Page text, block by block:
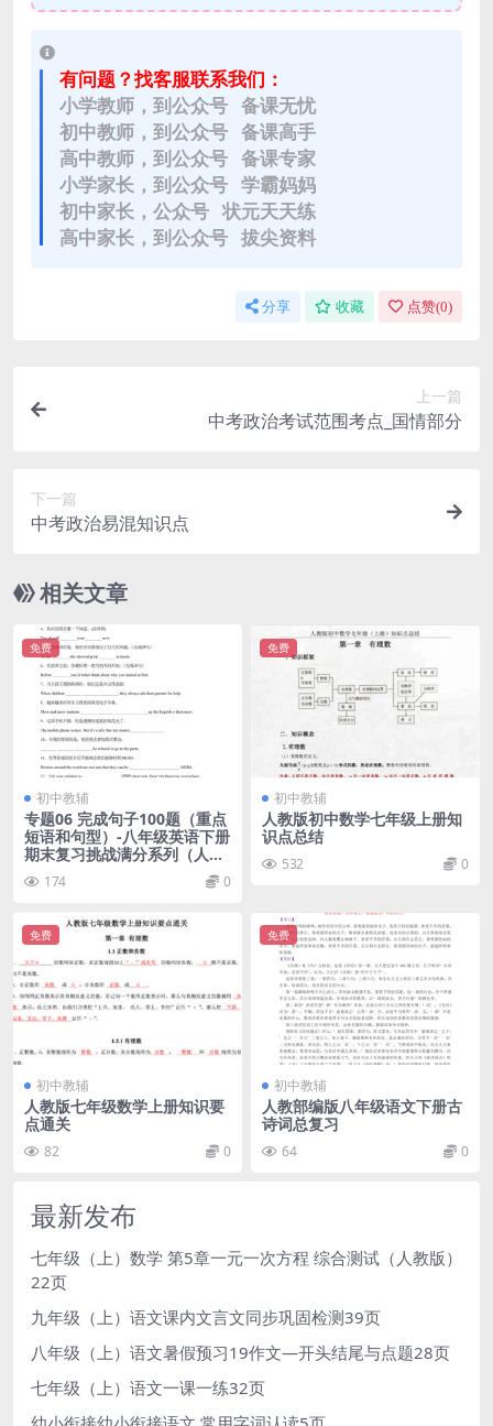
有问题？找客服联系我们：
小学教师，到公众号 备课无忧
初中教师，到公众号 备课高手
高中教师，到公众号 备课专家
小学家长，到公众号 学霸妈妈
初中家长，公众号 状元天天练
高中家长，到公众号 拔尖资料
分享 收藏 点赞(0)
上一篇
中考政治考试范围考点_国情部分
下一篇
中考政治易混知识点
相关文章
免费
初中教辅
专题06 完成句子100题（重点
短语和句型）-八年级英语下册
期末复习挑战满分系列（人教
新目标）
174 0
免费
初中教辅
人教版初中数学七年级上册知
识点总结
532 0
免费
初中教辅
人教版七年级数学上册知识要
点通关
82 0
免费
初中教辅
人教部编版八年级语文下册古
诗词总复习
64 0
最新发布
七年级（上）数学 第5章一元一次方程 综合测试（人教版）
22页
九年级（上）语文课内文言文同步巩固检测39页
八年级（上）语文暑假预习19作文—开头结尾与点题28页
七年级（上）语文一课一练32页